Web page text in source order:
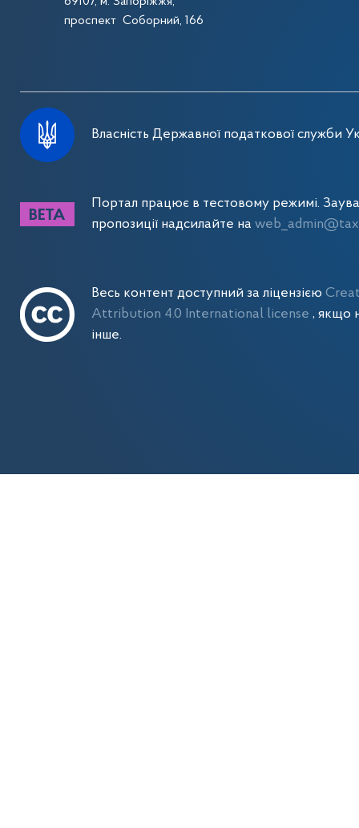
проспект Соборний, 166
Власність Державної податкової служби
Портал працює в тестовому режимі.
пропозиції надсилайте на
Весь контент доступний за ліцензією
Attribution 4.0 International license, якщо
інше.